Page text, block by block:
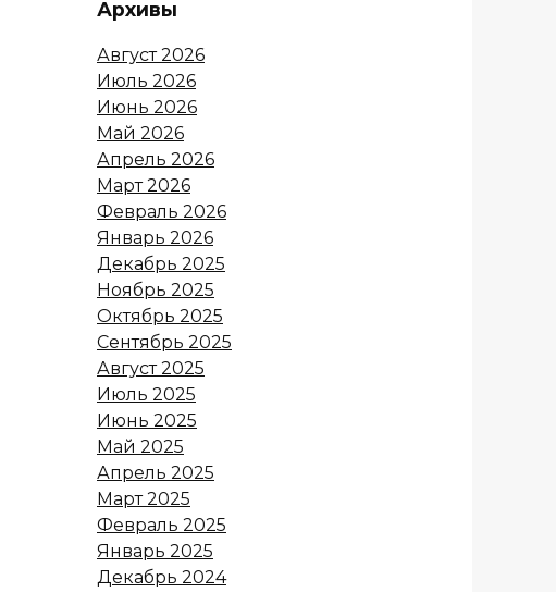
Архивы
Август 2026
Июль 2026
Июнь 2026
Май 2026
Апрель 2026
Март 2026
Февраль 2026
Январь 2026
Декабрь 2025
Ноябрь 2025
Октябрь 2025
Сентябрь 2025
Август 2025
Июль 2025
Июнь 2025
Май 2025
Апрель 2025
Март 2025
Февраль 2025
Январь 2025
Декабрь 2024